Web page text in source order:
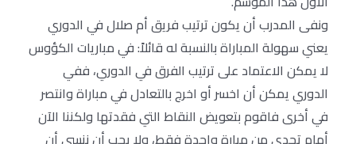
ونفى المدرب أن يكون ترتيب فريق أم صلال في الدوري
يعني سهولة المباراة بالنسبة له قائلاً: في مباريات الكؤوس
لا يمكن الاعتماد على ترتيب الفرق في الدوري، ففي
الدوري يمكن أن اخسر أو اخرج بالتعادل في مباراة وانتصر
في أخرى فاقوم بتعويض النقاط التي فقدتها ولكننا الآن
أمام تحدي من مبارة واحدة فقط، ولا يجب أن ننسى أن